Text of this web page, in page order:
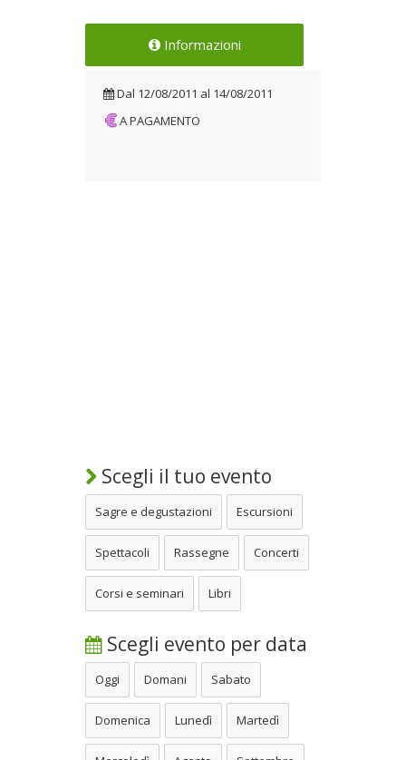
Informazioni
Dal 12/08/2011 al 14/08/2011
A PAGAMENTO
Scegli il tuo evento
Sagre e degustazioni Escursioni
Spettacoli Rassegne Concerti
Corsi e seminari Libri
Scegli evento per data
Oggi Domani Sabato
Domenica Lunedì Martedì